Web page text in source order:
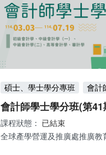
碩士、學士學分專班 會計
會計師學士學分班(第41
課程狀態： 已結束
全球產學營運及推廣處推廣教